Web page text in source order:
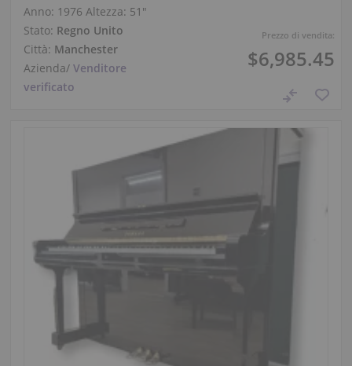
Prezzo di vendita:
$6,985.45
Anno: 1976 Altezza: 51″
Stato: Regno Unito
Città: Manchester
Azienda/ Venditore
verificato